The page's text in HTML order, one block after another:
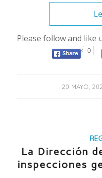
Please follow and like
0
20 MAYO,
/
La Dirección
inspecciones